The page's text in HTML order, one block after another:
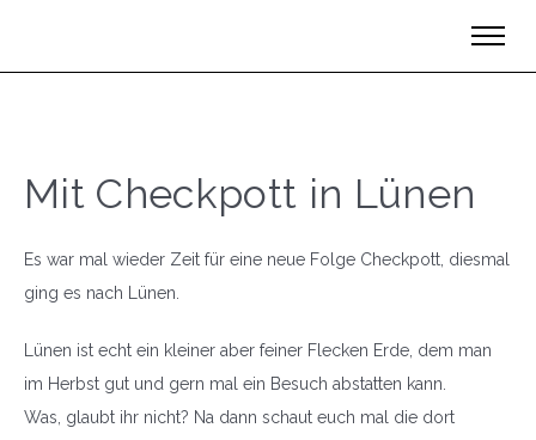
Mit Checkpott in Lünen
Es war mal wieder Zeit für eine neue Folge Checkpott, dies­mal
ging es nach Lünen.
Lünen ist echt ein kleiner aber feiner Flecken Erde, dem man
im Herbst gut und gern mal ein Besuch abstatten kann.
Was, glaubt ihr nicht? Na dann schaut euch mal die dort